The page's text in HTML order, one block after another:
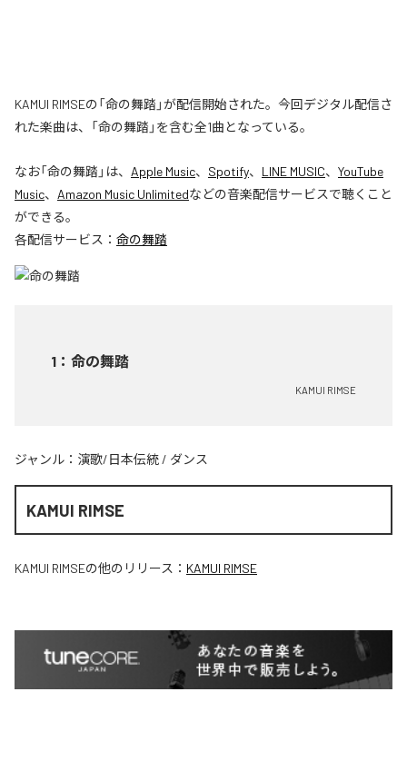
KAMUI RIMSEの「命の舞踏」が配信開始された。今回デジタル配信さ
れた楽曲は、「命の舞踏」を含む全1曲となっている。
なお「命の舞踏 」は、 Apple Music、 Spotify、 LINE MUSIC、 YouTube
Music、 Amazon Music Unlimitedなどの音楽配信サービスで聴くこと
ができる。
各配信サービス： 命の舞踏
1 ： 命の舞踏
KAMUI RIMSE
ジャンル： 演歌/日本伝統 / ダンス
KAMUI RIMSE
KAMUI RIMSEの他のリリース： KAMUI RIMSE